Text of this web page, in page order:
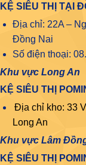
KỆ SIÊU THỊ TẠI
Địa chỉ: 22A –
Đồng Nai
Số điện thoại:
Khu vực Long An
KỆ SIÊU THỊ
Địa chỉ kho: 33
Long An
Khu vực Lâm
KỆ SIÊU THỊ